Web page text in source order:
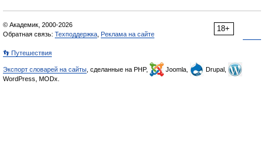
18+
© Академик, 2000-2026
Обратная связь: Техподдержка Реклама на сайте
👣 Путешествия
Экспорт словарей на сайты , сделанные на PHP, Joomla,
Drupal,
WordPress, MODx.